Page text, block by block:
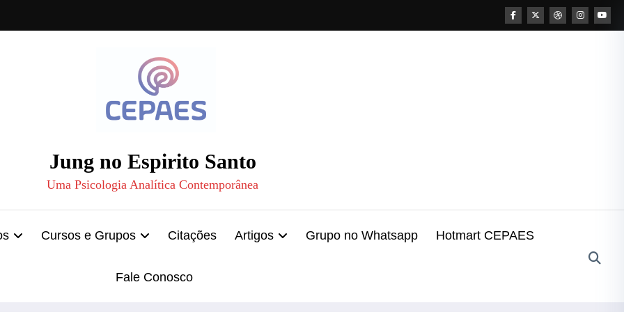
Jung no Espirito Santo
Uma Psicologia Analítica Contemporânea
Cursos e Grupos Citações Artigos Grupo no Whatsapp Hotmart CEPAES
Fale Conosco